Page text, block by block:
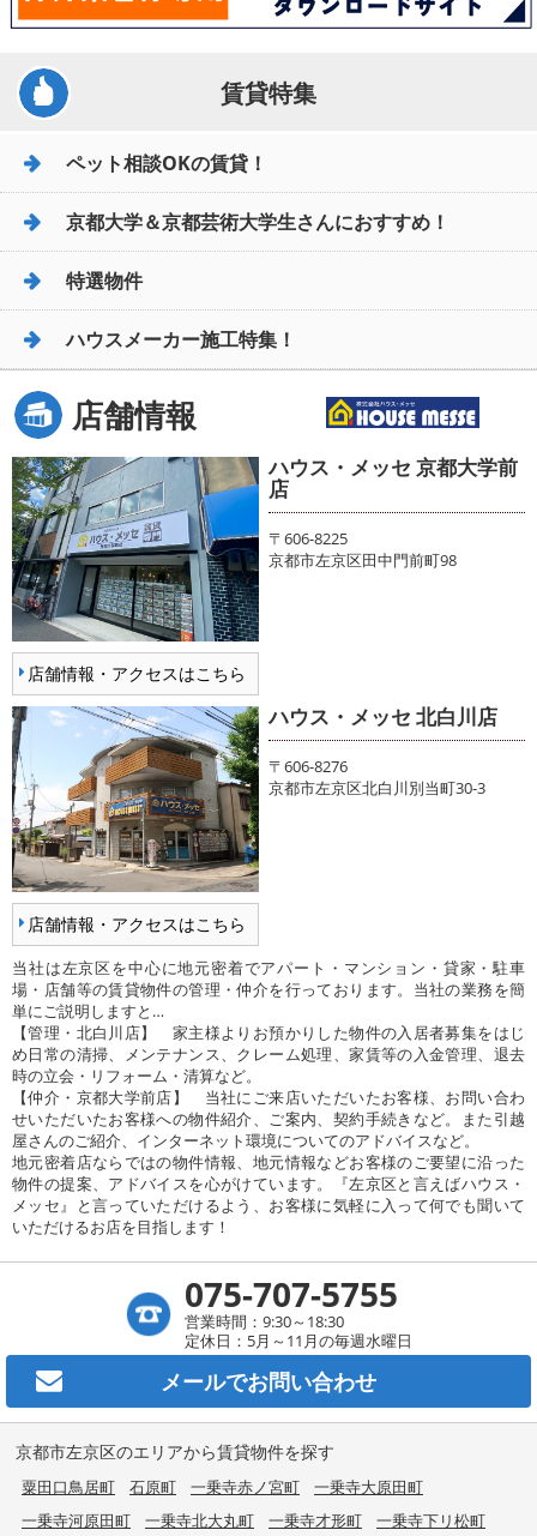
賃貸特集
ペット相談OKの賃貸！
京都大学＆京都芸術大学生さんにおすすめ！
特選物件
ハウスメーカー施工特集！
店舗情報
店舗情報・アクセスはこちら
ハウス・メッセ 京都大学前
店
〒606-8225
京都市左京区田中門前町98
店舗情報・アクセスはこちら
ハウス・メッセ 北白川店
〒606-8276
京都市左京区北白川別当町30-3
当社は左京区を中心に地元密着でアパート・マンション・貸家・駐車
場・店舗等の賃貸物件の管理・仲介を行っております。当社の業務を簡
単にご説明しますと…
【管理・北白川店】 家主様よりお預かりした物件の入居者募集をはじ
め日常の清掃、メンテナンス、クレーム処理、家賃等の入金管理、退去
時の立会・リフォーム・清算など。
【仲介・京都大学前店】 当社にご来店いただいたお客様、お問い合わ
せいただいたお客様への物件紹介、ご案内、契約手続きなど。また引越
屋さんのご紹介、インターネット環境についてのアドバイスなど。
地元密着店ならではの物件情報、地元情報などお客様のご要望に沿った
物件の提案、アドバイスを心がけています。『左京区と言えばハウス・
メッセ』と言っていただけるよう、お客様に気軽に入って何でも聞いて
いただけるお店を目指します！
075-707-5755
営業時間：9:30～18:30
定休日：5月～11月の毎週水曜日
メールでお問い合わせ
京都市左京区のエリアから賃貸物件を探す
粟田口鳥居町 石原町 一乗寺赤ノ宮町
一乗寺大原田町
一乗寺河原田町
一乗寺北大丸町 一乗寺才形町 一乗寺下リ松町